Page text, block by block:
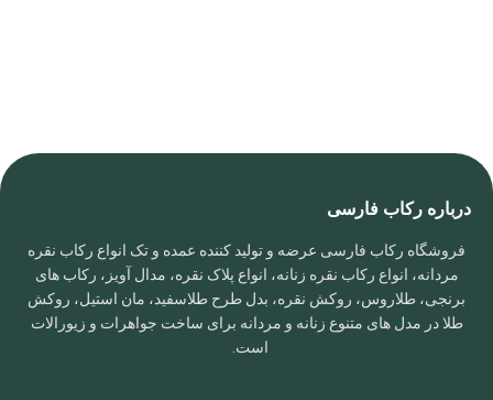
درباره رکاب فارسی
فروشگاه رکاب فارسی عرضه و تولید کننده عمده و تک انواع رکاب نقره
مردانه، انواع رکاب نقره زنانه، انواع پلاک نقره، مدال آویز، رکاب های
برنجی، طلاروس، روکش نقره، بدل طرح طلاسفید، مان استیل، روکش
طلا در مدل های متنوع زنانه و مردانه برای ساخت جواهرات و زیورالات
است.